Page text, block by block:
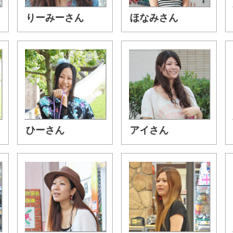
りーみーさん ほなみさん
ひーさん アイさん